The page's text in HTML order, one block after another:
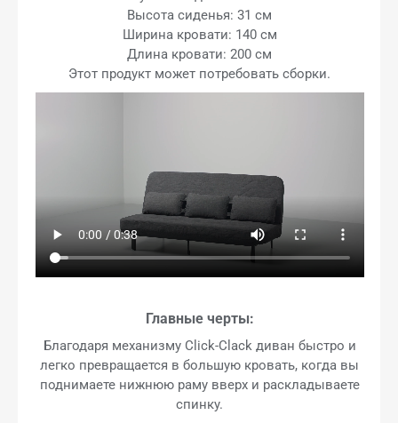
Высота сиденья: 31 см
Ширина кровати: 140 см
Длина кровати: 200 см
Этот продукт может потребовать сборки.
Главные черты:
Благодаря механизму Click-Clack диван быстро и
легко превращается в большую кровать, когда вы
поднимаете нижнюю раму вверх и раскладываете
спинку.